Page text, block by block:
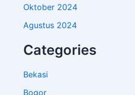
Oktober 2024
Agustus 2024
Categories
Bekasi
Bogor